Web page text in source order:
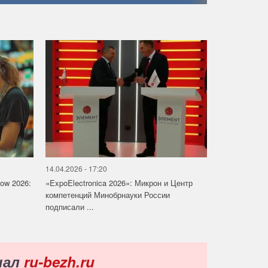
2026:
14.04.2026 - 17:20
«ExpoElectronica 2026»: Микрон и Центр
компетенций Минобрнауки России
подписали ...
ru-bezh.ru